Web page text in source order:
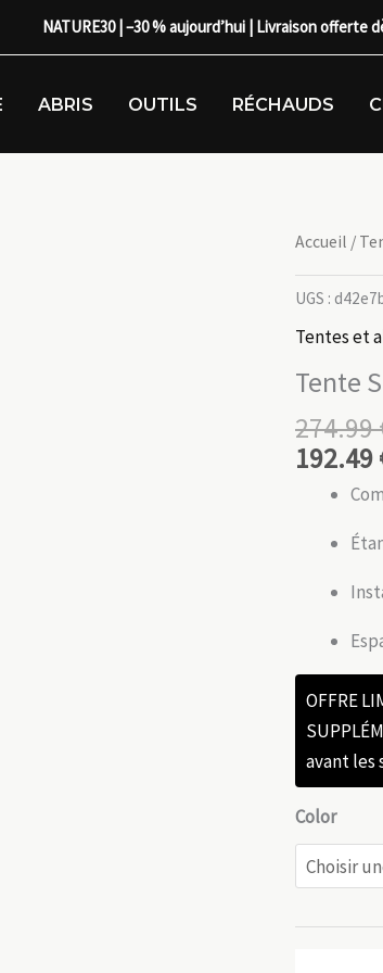
NATURE30 | –30 % aujourd’hui | Livraison offerte
ABRIS OUTILS RÉCHAUDS
Accueil /
UGS :
Tentes et
Tente
274.99
192.49
OFFRE
avant les
Color